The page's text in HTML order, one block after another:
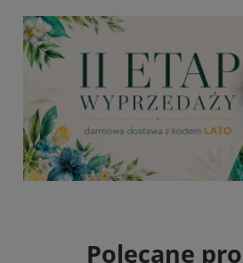
Polecane